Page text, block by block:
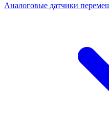
Аналоговые датчики